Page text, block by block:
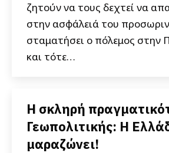
ζητούν να τους δεχτεί να
στην ασφάλειά του
σταματήσει ο πόλεμος στην
και τότε…
Η σκληρή
Γεωπολιτικής: Η
μαραζώνει!